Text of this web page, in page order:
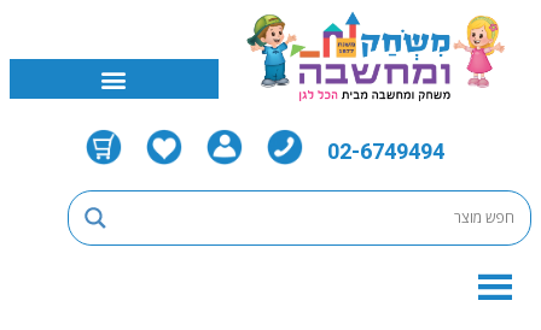
02-6749494